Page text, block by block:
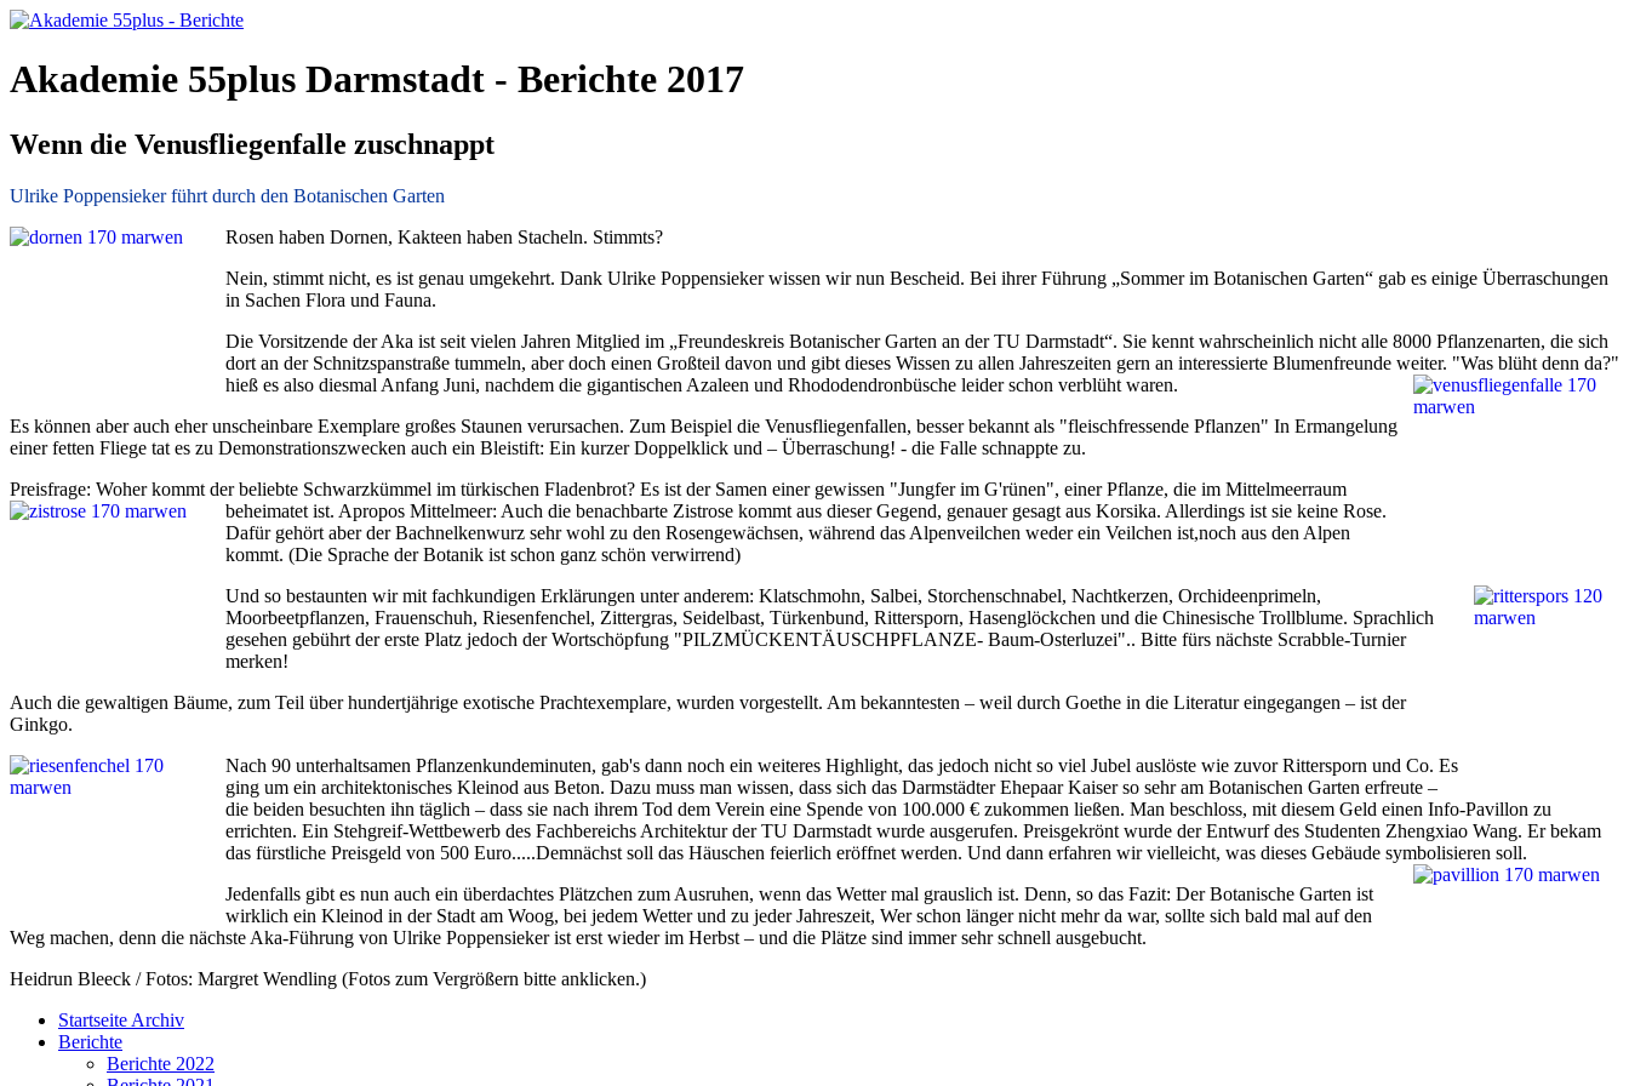
Akademie 55plus Darmstadt - Berichte 2017
Wenn die Venusfliegenfalle zuschnappt
Ulrike Poppensieker führt durch den Botanischen Garten
Rosen haben Dornen, Kakteen haben Stacheln. Stimmts?
Nein, stimmt nicht, es ist genau umgekehrt. Dank Ulrike Poppensieker wissen wir nun Bescheid. Bei ihrer Führung „Sommer im Botanischen Garten“ gab es einige Überraschungen
in Sachen Flora und Fauna.
Die Vorsitzende der Aka ist seit vielen Jahren Mitglied im „Freundeskreis Botanischer Garten an der TU Darmstadt“. Sie kennt wahrscheinlich nicht alle 8000 Pflanzenarten, die sich
dort an der Schnitzspanstraße tummeln, aber doch einen Großteil davon und gibt dieses Wissen zu allen Jahreszeiten gern an interessierte Blumenfreunde weiter. "Was blüht denn da?"
hieß es also diesmal Anfang Juni, nachdem die gigantischen Azaleen und Rhododendronbüsche leider schon verblüht waren.
Es können aber auch eher unscheinbare Exemplare großes Staunen verursachen. Zum Beispiel die Venusfliegenfallen, besser bekannt als "fleischfressende Pflanzen" In Ermangelung
einer fetten Fliege tat es zu Demonstrationszwecken auch ein Bleistift: Ein kurzer Doppelklick und – Überraschung! - die Falle schnappte zu.
Preisfrage: Woher kommt der beliebte Schwarzkümmel im türkischen Fladenbrot? Es ist der Samen einer gewissen "Jungfer im G'rünen", einer Pflanze, die im Mittelmeerraum
beheimatet ist. Apropos Mittelmeer: Auch die benachbarte Zistrose kommt aus dieser Gegend, genauer gesagt aus Korsika. Allerdings ist sie keine Rose.
Dafür gehört aber der Bachnelkenwurz sehr wohl zu den Rosengewächsen, während das Alpenveilchen weder ein Veilchen ist,noch aus den Alpen
kommt. (Die Sprache der Botanik ist schon ganz schön verwirrend)
Und so bestaunten wir mit fachkundigen Erklärungen unter anderem: Klatschmohn, Salbei, Storchenschnabel, Nachtkerzen, Orchideenprimeln,
Moorbeetpflanzen, Frauenschuh, Riesenfenchel, Zittergras, Seidelbast, Türkenbund, Rittersporn, Hasenglöckchen und die Chinesische Trollblume. Sprachlich
gesehen gebührt der erste Platz jedoch der Wortschöpfung "PILZMÜCKENTÄUSCHPFLANZE- Baum-Osterluzei".. Bitte fürs nächste Scrabble-Turnier
merken!
Auch die gewaltigen Bäume, zum Teil über hundertjährige exotische Prachtexemplare, wurden vorgestellt. Am bekanntesten – weil durch Goethe in die Literatur eingegangen – ist der
Ginkgo.
Nach 90 unterhaltsamen Pflanzenkundeminuten, gab's dann noch ein weiteres Highlight, das jedoch nicht so viel Jubel auslöste wie zuvor Rittersporn und Co. Es
ging um ein architektonisches Kleinod aus Beton. Dazu muss man wissen, dass sich das Darmstädter Ehepaar Kaiser so sehr am Botanischen Garten erfreute –
die beiden besuchten ihn täglich – dass sie nach ihrem Tod dem Verein eine Spende von 100.000 € zukommen ließen. Man beschloss, mit diesem Geld einen Info-Pavillon zu
errichten. Ein Stehgreif-Wettbewerb des Fachbereichs Architektur der TU Darmstadt wurde ausgerufen. Preisgekrönt wurde der Entwurf des Studenten Zhengxiao Wang. Er bekam
das fürstliche Preisgeld von 500 Euro.....Demnächst soll das Häuschen feierlich eröffnet werden. Und dann erfahren wir vielleicht, was dieses Gebäude symbolisieren soll.
Jedenfalls gibt es nun auch ein überdachtes Plätzchen zum Ausruhen, wenn das Wetter mal grauslich ist. Denn, so das Fazit: Der Botanische Garten ist
wirklich ein Kleinod in der Stadt am Woog, bei jedem Wetter und zu jeder Jahreszeit, Wer schon länger nicht mehr da war, sollte sich bald mal auf den
Weg machen, denn die nächste Aka-Führung von Ulrike Poppensieker ist erst wieder im Herbst – und die Plätze sind immer sehr schnell ausgebucht.
Heidrun Bleeck / Fotos: Margret Wendling (Fotos zum Vergrößern bitte anklicken.)
Startseite Archiv
Berichte
Berichte 2022